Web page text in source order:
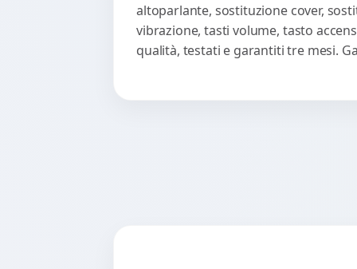
altoparlante, sostituzione cover,
vibrazione, tasti volume, tasto
qualità, testati e garantiti tre mesi.